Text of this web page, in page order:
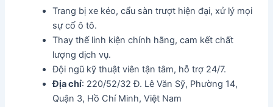
Trang bị xe kéo, cẩu sàn trượt hiện đại, xử lý mọi
sự cố ô tô.
Thay thế linh kiện chính hãng, cam kết chất
lượng dịch vụ.
Đội ngũ kỹ thuật viên tận tâm, hỗ trợ 24/7.
Địa chỉ: 220/52/32 Đ. Lê Văn Sỹ, Phường 14,
Quận 3, Hồ Chí Minh, Việt Nam